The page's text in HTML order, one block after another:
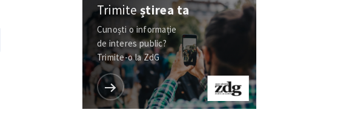
Trimiteștirea ta
Cunoști o informație
de interes public?
Trimite-o la ZdG